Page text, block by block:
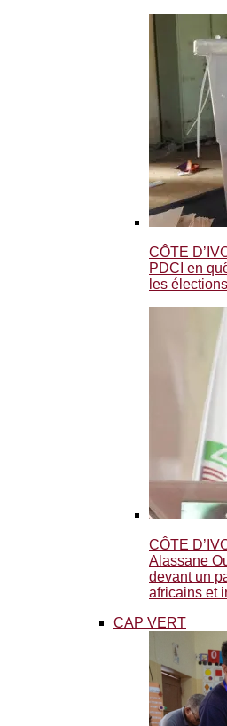
CÔTE
PDCI en
les
CÔTE
Alassane
devant un
africains et
CAP VERT